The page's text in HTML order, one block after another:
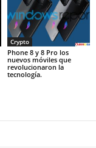
Crypto
Phone 8 y 8 Pro los
nuevos móviles que
revolucionaron la
tecnología.